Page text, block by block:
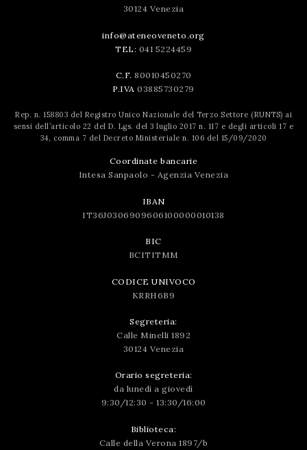
30124 Venezia
info@ateneoveneto.org
TEL: 041 5224459
C.F. 80010450270
P.IVA 03885730279
Rep. n. 158803 del Registro Unico Nazionale del Terzo Settore (RUNTS) ai
sensi dell’articolo 22 del D. Lgs. del 3 luglio 2017 n. 117 e degli articoli 17 e
34, comma 7 del Decreto Ministeriale n. 106 del 15/09/2020
Coordinate bancarie
Intesa Sanpaolo - Agenzia Venezia
IBAN
IT36J0306909606100000010138
BIC
BCITITMM
CODICE UNIVOCO
KRRH6B9
Segreteria:
Calle Minelli 1892
30124 Venezia
Orario segreteria:
da lunedì a giovedì
9:30/12:30 - 13:30/16:00
Biblioteca:
Calle della Verona 1897/b